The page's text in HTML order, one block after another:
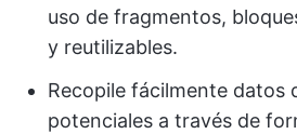
uso de fragmentos,
y reutilizables.
Recopile fácilmente datos
potenciales a través de